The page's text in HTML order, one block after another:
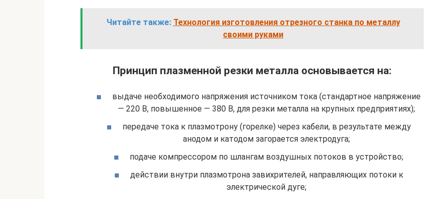
Читайте также: Технология изготовления отрезного станка по металлу
своими руками
Принцип плазменной резки металла основывается на:
выдаче необходимого напряжения источником тока (стандартное напряжение
— 220 В, повышенное — 380 В, для резки металла на крупных предприятиях);
передаче тока к плазмотрону (горелке) через кабели, в результате между
анодом и катодом загорается электродуга;
подаче компрессором по шлангам воздушных потоков в устройство;
действии внутри плазмотрона завихрителей, направляющих потоки к
электрической дуге;